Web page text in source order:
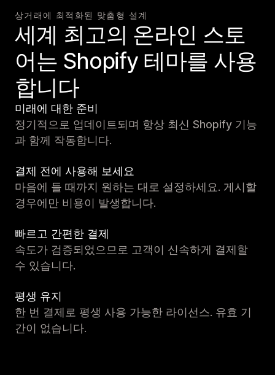
상거래에 최적화된 맞춤형 설계
세계 최고의 온라인 스토
어는 Shopify 테마를 사용
합니다
미래에 대한 준비
정기적으로 업데이트되며 항상 최신 Shopify 기능
과 함께 작동합니다.
결제 전에 사용해 보세요
마음에 들 때까지 원하는 대로 설정하세요. 게시할
경우에만 비용이 발생합니다.
빠르고 간편한 결제
속도가 검증되었으므로 고객이 신속하게 결제할
수 있습니다.
평생 유지
한 번 결제로 평생 사용 가능한 라이선스. 유효 기
간이 없습니다.